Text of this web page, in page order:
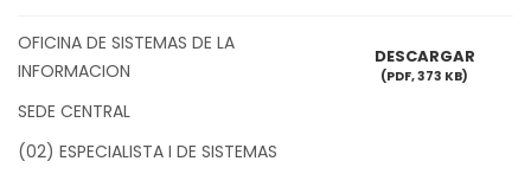
DESCARGAR
(PDF,373 KB)
OFICINA DE SISTEMAS DE LA
INFORMACION
SEDE CENTRAL
(02) ESPECIALISTA I DE SISTEMAS